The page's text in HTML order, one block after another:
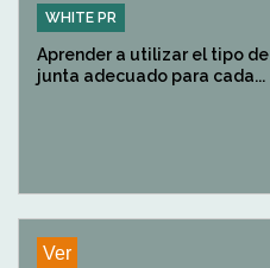
WHITE PR
Aprender a utilizar el tipo de
junta adecuado para cada...
Ver